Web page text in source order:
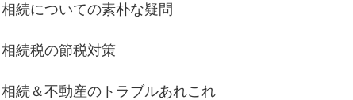
相続についての素朴な疑問
相続税の節税対策
相続＆不動産のトラブルあれこれ